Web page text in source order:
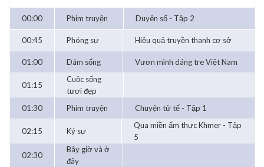
00:00 Phim truyện Duyên số - Tập 2
00:45 Phóng sự Hiệu quả truyền thanh cơ sở
01:00 Dám sống Vươn mình dáng tre Việt Nam
01:15
Cuộc sống
tươi đẹp
01:30
Phim truyện Chuyện tử tế - Tập 1
02:15 Ký sự
Qua miền ẩm thực Khmer - Tập
5
02:30
Bây giờ và ở
đây